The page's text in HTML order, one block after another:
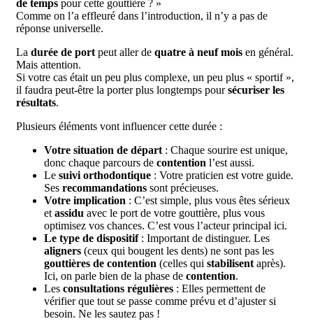
de temps pour cette gouttière ? »
Comme on l’a effleuré dans l’introduction, il n’y a pas de
réponse universelle.
La durée de portpeut aller de quatre à neuf mois en général.
Mais attention.
Si votre cas était un peu plus complexe, un peu plus « sportif »,
il faudra peut-être la porter plus longtemps poursécuriser les
résultats.
Plusieurs éléments vont influencer cette durée :
Votre situation de départ: Chaque sourire est unique,
donc chaque parcours de contention l’est aussi.
Le suivi orthodontique : Votre praticien est votre guide.
Ses recommandations sont précieuses.
Votre implication : C’est simple, plus vous êtes sérieux
etassidu avec le port de votre gouttière, plus vous
optimisez vos chances. C’est vous l’acteur principal ici.
Le type de dispositif: Important de distinguer. Les
aligners (ceux qui bougent les dents) ne sont pas les
gouttières de contention (celles qui stabilisentaprès).
Ici, on parle bien de la phase de contention.
Les consultations régulières : Elles permettent de
vérifier que tout se passe comme prévu et d’ajuster si
besoin. Ne les sautez pas !